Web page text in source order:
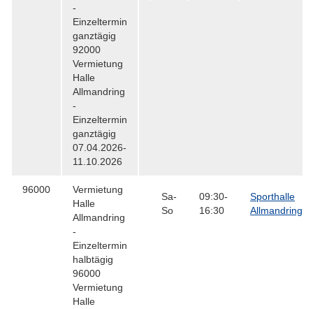
-
Einzeltermin
ganztägig
92000
Vermietung
Halle
Allmandring
-
Einzeltermin
ganztägig
07.04.2026-
11.10.2026
96000
Vermietung
Halle
Allmandring
-
Einzeltermin
halbtägig
96000
Vermietung
Halle
Sa-
So
09:30-
16:30
Sporthalle
Allmandring